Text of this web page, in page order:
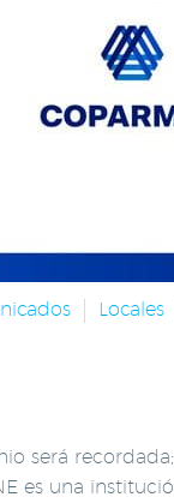
Locales
será
es una